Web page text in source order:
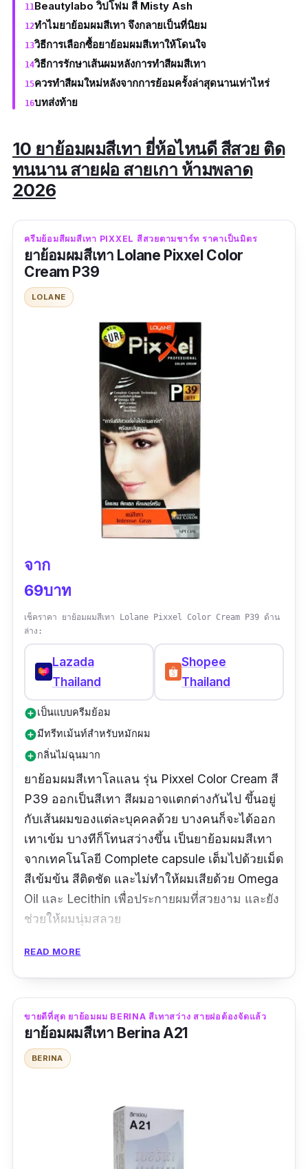
Beautylabo วิปโฟม สี Misty Ash
ทำไมยาย้อมผมสีเทา จึงกลายเป็นที่นิยม
วิธีการเลือกซื้อยาย้อมผมสีเทาให้โดนใจ
วิธีการรักษาเส้นผมหลังการทำสีผมสีเทา
ควรทำสีผมใหม่หลังจากการย้อมครั้งล่าสุดนานเท่าไหร่
บทส่งท้าย
10 ยาย้อมผมสีเทา ยี่ห้อไหนดี สีสวย ติด
ทนนาน สายฝอ สายเกา ห้ามพลาด
2026
ครีมย้อมสีผมสีเทา PIXXEL สีสวยตามชาร์ท ราคาเป็นมิตร
ยาย้อมผมสีเทา Lolane Pixxel Color
Cream P39
LOLANE
จาก
69บาท
เช็คราคา ยาย้อมผมสีเทา Lolane Pixxel Color Cream P39 ด้าน
ล่าง:
Lazada
Thailand
Shopee
Thailand
add_circleเป็นแบบครีมย้อม
add_circleมีทรีทเม้นท์สำหรับหมักผม
add_circleกลิ่นไม่ฉุนมาก
ยาย้อมผมสีเทาโลแลน รุ่น Pixxel Color Cream สี
P39 ออกเป็นสีเทา สีผมอาจแตกต่างกันไป ขึ้นอยู่
กับเส้นผมของแต่ละบุคคลด้วย บางคนก็จะได้ออก
เทาเข้ม บางทีก็โทนสว่างขึ้น เป็นยาย้อมผมสีเทา
จากเทคโนโลยี Complete capsule เต็มไปด้วยเม็ด
สีเข้มข้น สีติดชัด และไม่ทำให้ผมเสียด้วย Omega
Oil และ Lecithin เพื่อประกายผมที่สวยงาม และยัง
ช่วยให้ผมนุ่มสลวย
เนื้อของครีมย้อมผมมีกลิ่นหอมอ่อน ๆ ไม่ฉุนมาก
ด้วยน้ำสะอาดได้เลยนะคะ และหลังจากล้างออก
เรียบร้อยก็ควรบำรุงผมด้วยทรีทเม้นท์หมักผมเนทู
ร่า รับรองว่าได้สีผมสวย แถมนุ่มสวยแน่นอน เป็น
ได้ทั้งยาย้อมสีเทา ผู้ชายและผู้หญิง
สีติดดีค่าา สีเทาแบบเทาจริง ๆ แต่ดูไม่หลอก
READ MORE
ขายดีที่สุด ยาย้อมผม BERINA สีเทาสว่าง สายฝอต้องจัดแล้ว
ยาย้อมผมสีเทา Berina A21
BERINA